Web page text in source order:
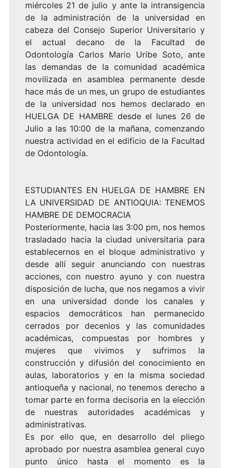
miércoles 21 de julio y ante la intransigencia
de la administración de la universidad en
cabeza del Consejo Superior Universitario y
el actual decano de la Facultad de
Odontología Carlos Mario Uribe Soto, ante
las demandas de la comunidad académica
movilizada en asamblea permanente desde
hace más de un mes, un grupo de estudiantes
de la universidad nos hemos declarado en
HUELGA DE HAMBRE desde el lunes 26 de
Julio a las 10:00 de la mañana, comenzando
nuestra actividad en el edificio de la Facultad
de Odontología.
ESTUDIANTES EN HUELGA DE HAMBRE EN
LA UNIVERSIDAD DE ANTIOQUIA: TENEMOS
HAMBRE DE DEMOCRACIA
Posteriormente, hacia las 3:00 pm, nos hemos
trasladado hacia la ciudad universitaria para
establecernos en el bloque administrativo y
desde allí seguir anunciando con nuestras
acciones, con nuestro ayuno y con nuestra
disposición de lucha, que nos negamos a vivir
en una universidad donde los canales y
espacios democráticos han permanecido
cerrados por decenios y las comunidades
académicas, compuestas por hombres y
mujeres que vivimos y sufrimos la
construcción y difusión del conocimiento en
aulas, laboratorios y en la misma sociedad
antioqueña y nacional, no tenemos derecho a
tomar parte en forma decisoria en la elección
de nuestras autoridades académicas y
administrativas.
Es por ello que, en desarrollo del pliego
aprobado por nuestra asamblea general cuyo
punto único hasta el momento es la